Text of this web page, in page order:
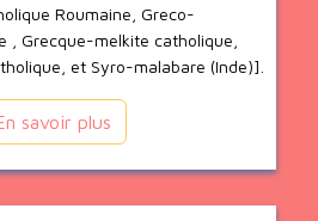
Roumaine, Greco-
, Grecque-melkite catholique,
et Syro-malabare (Inde)].
savoir plus